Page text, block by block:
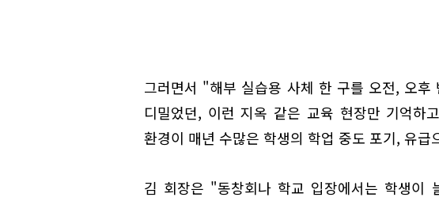
그러면서 "해부 실습용 사체 한 구를 오전, 오
디밀었던, 이런 지옥 같은 교육 현장만 기억하
환경이 매년 수많은 학생의 학업 중도 포기, 유
김 회장은 "동창회나 학교 입장에서는 학생이